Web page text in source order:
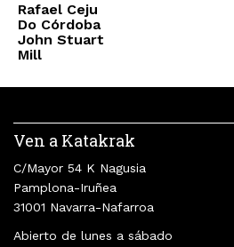
Rafael Ceju
Do Córdoba
John Stuart
Mill
Ven a Katakrak
C/Mayor 54 K Nagusia
Pamplona-Iruñea
31001 Navarra-Nafarroa
Abierto de lunes a sábado